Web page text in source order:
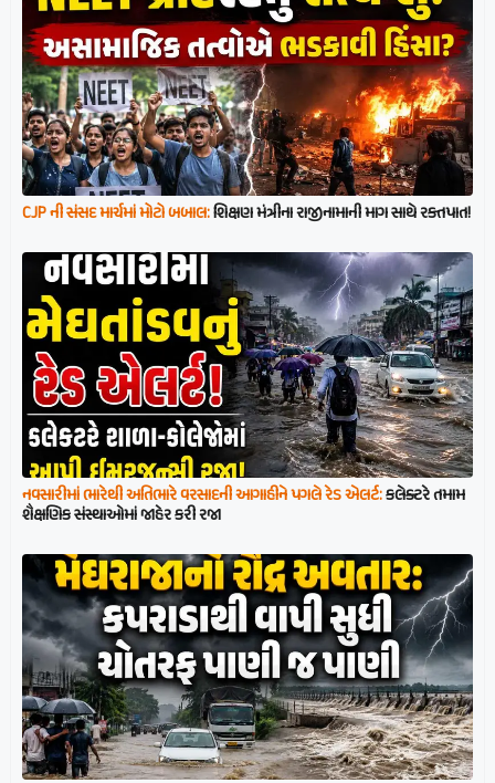
CJP ની સંસદ માર્ચમાં મોટો બબાલ:શિક્ષણ મંત્રીના રાજીનામાની માગ સાથે રક્તપાત!
નવસારીમાં ભારેથી અતિભારે વરસાદની આગાહીને પગલે રેડ એલર્ટ:કલેક્ટરે તમામ
શૈક્ષણિક સંસ્થાઓમાં જાહેર કરી રજા